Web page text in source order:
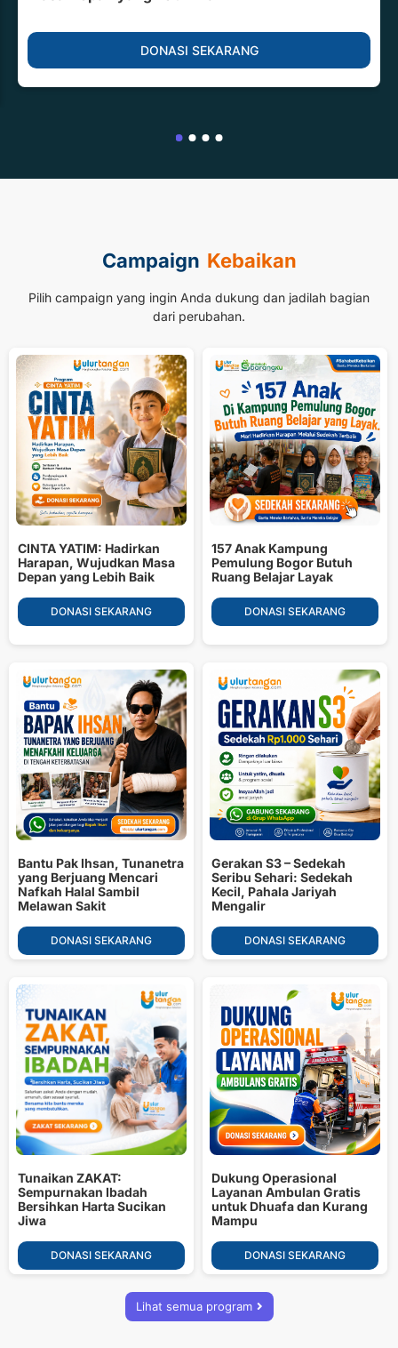
DONASI SEKARANG
Campaign Kebaikan
Pilih campaign yang ingin Anda dukung dan jadilah bagian
dari perubahan.
CINTA YATIM: Hadirkan
Harapan, Wujudkan Masa
Depan yang Lebih Baik
DONASI SEKARANG
157 Anak Kampung
Pemulung Bogor Butuh
Ruang Belajar Layak
DONASI SEKARANG
Bantu Pak Ihsan, Tunanetra
yang Berjuang Mencari
Nafkah Halal Sambil
Melawan Sakit
DONASI SEKARANG
Gerakan S3 – Sedekah
Seribu Sehari: Sedekah
Kecil, Pahala Jariyah
Mengalir
DONASI SEKARANG
Tunaikan ZAKAT:
Sempurnakan Ibadah
Bersihkan Harta Sucikan
Jiwa
DONASI SEKARANG
Dukung Operasional
Layanan Ambulan Gratis
untuk Dhuafa dan Kurang
Mampu
DONASI SEKARANG
Lihat semua program